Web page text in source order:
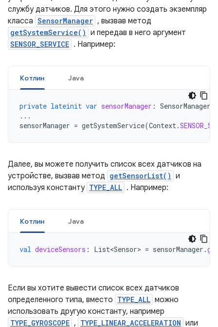
службу датчиков. Для этого нужно создать экземпляр
класса SensorManager , вызвав метод
getSystemService() и передав в него аргумент
SENSOR_SERVICE . Например:
Котлин Java
private lateinit var sensorManager : SensorManager
...
sensorManager = getSystemService(Context.
Далее, вы можете получить список всех датчиков на
устройстве, вызвав метод getSensorList() и
используя константу TYPE_ALL . Например:
Котлин Java
val deviceSensors : List<Sensor> = sensorManager .
Если вы хотите вывести список всех датчиков
определенного типа, вместо TYPE_ALL можно
использовать другую константу, например
TYPE_GYROSCOPE , TYPE_LINEAR_ACCELERATION или